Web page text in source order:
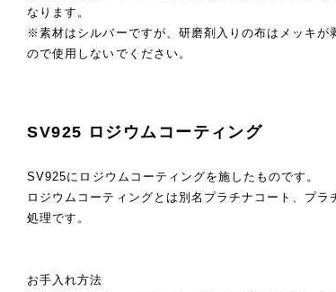
なります。
※素材はシルバーですが、研磨剤入りの布はメッキが
ので使用しないでください。
SV925 ロジウムコーティング
SV925にロジウムコーティングを施したものです。
ロジウムコーティングとは別名プラチナコート、プ
処理です。
お手入れ方法